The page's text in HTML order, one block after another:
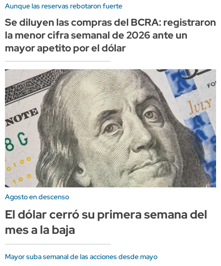
Aunque las reservas rebotaron fuerte
Se diluyen las compras del BCRA: registraron
la menor cifra semanal de 2026 ante un
mayor apetito por el dólar
Agosto en descenso
El dólar cerró su primera semana del
mes a la baja
Mayor suba semanal de las acciones desde mayo